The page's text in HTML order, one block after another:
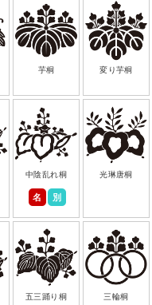
芋桐 変り芋桐
中陰乱れ桐
名 別
光琳唐桐
五三踊り桐 三輪桐